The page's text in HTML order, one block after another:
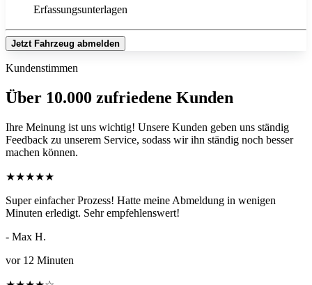
Erfassungsunterlagen
Jetzt Fahrzeug abmelden
Kundenstimmen
Über 10.000 zufriedene Kunden
Ihre Meinung ist uns wichtig! Unsere Kunden geben uns ständig
Feedback zu unserem Service, sodass wir ihn ständig noch besser
machen können.
★★★★★
Super einfacher Prozess! Hatte meine Abmeldung in wenigen
Minuten erledigt. Sehr empfehlenswert!
- Max H.
vor 12 Minuten